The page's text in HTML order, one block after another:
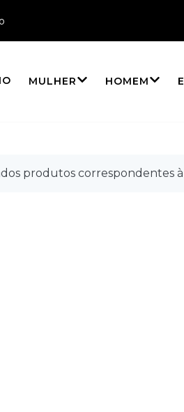
MULHER HOMEM
produtos correspondentes à